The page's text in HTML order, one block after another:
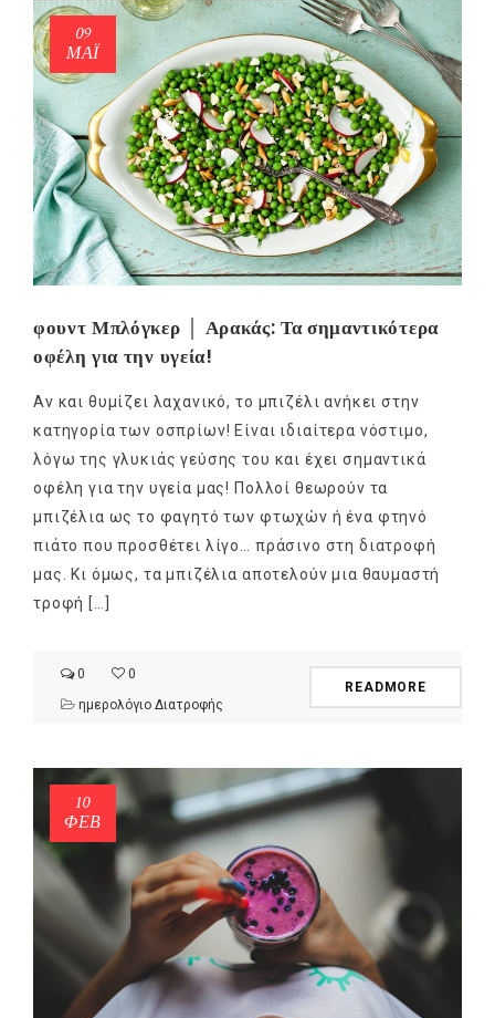
09
ΜΑΪ́
φουντ Μπλόγκερ │ Αρακάς: Τα σημαντικότερα
οφέλη για την υγεία!
Αν και θυμίζει λαχανικό, το μπιζέλι ανήκει στην
κατηγορία των οσπρίων! Είναι ιδιαίτερα νόστιμο,
λόγω της γλυκιάς γεύσης του και έχει σημαντικά
οφέλη για την υγεία μας! Πολλοί θεωρούν τα
μπιζέλια ως το φαγητό των φτωχών ή ένα φτηνό
πιάτο που προσθέτει λίγο… πράσινο στη διατροφή
μας. Κι όμως, τα μπιζέλια αποτελούν μια θαυμαστή
τροφή […]
0
0
ημερολόγιο Διατροφής
READMORE
10
ΦΕΒ